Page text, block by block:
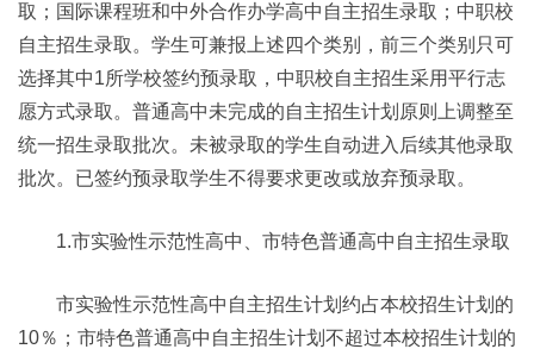
取；国际课程班和中外合作办学高中自主招生录取；中职校
自主招生录取。学生可兼报上述四个类别，前三个类别只可
选择其中1所学校签约预录取，中职校自主招生采用平行志
愿方式录取。普通高中未完成的自主招生计划原则上调整至
统一招生录取批次。未被录取的学生自动进入后续其他录取
批次。已签约预录取学生不得要求更改或放弃预录取。
1.市实验性示范性高中、市特色普通高中自主招生录取
市实验性示范性高中自主招生计划约占本校招生计划的
10％；市特色普通高中自主招生计划不超过本校招生计划的